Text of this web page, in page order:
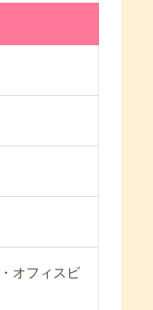
オフィスビ